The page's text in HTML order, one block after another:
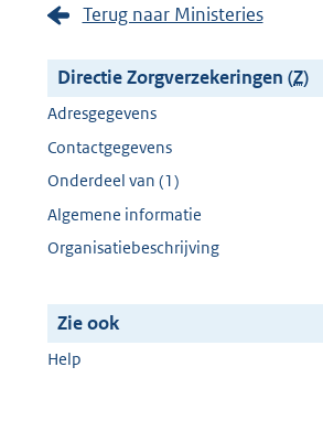
Terug naar Ministeries
Directie Zorgverzekeringen (Z)
Adresgegevens
Contactgegevens
Onderdeel van (1)
Algemene informatie
Organisatiebeschrijving
Zie ook
Help